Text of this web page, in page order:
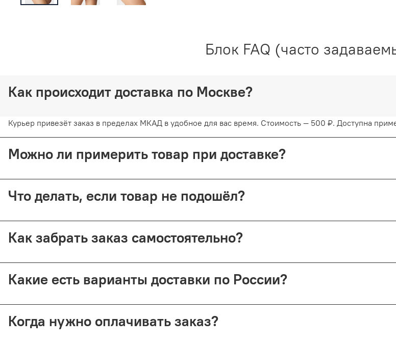
30
Блок FAQ (часто
Как происходит доставка по Москве?
Курьер привезёт заказ в пределах МКАД в удобное для вас время. Стоимость — 500 ₽. Доступна
Можно ли примерить товар при доставке?
Что делать, если товар не подошёл?
Как забрать заказ самостоятельно?
Какие есть варианты доставки по России?
Когда нужно оплачивать заказ?